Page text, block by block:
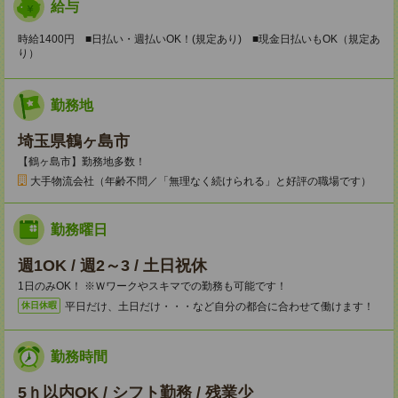
給与
時給1400円 ■日払い・週払いOK！(規定あり) ■現金日払いもOK（規定あ
り）
勤務地
埼玉県鶴ヶ島市
【鶴ヶ島市】勤務地多数！
大手物流会社（年齢不問／「無理なく続けられる」と好評の職場です）
勤務曜日
週1OK / 週2～3 / 土日祝休
1日のみOK！ ※Ｗワークやスキマでの勤務も可能です！
休日休暇 平日だけ、土日だけ・・・など自分の都合に合わせて働けます！
勤務時間
5ｈ以内OK / シフト勤務 / 残業少